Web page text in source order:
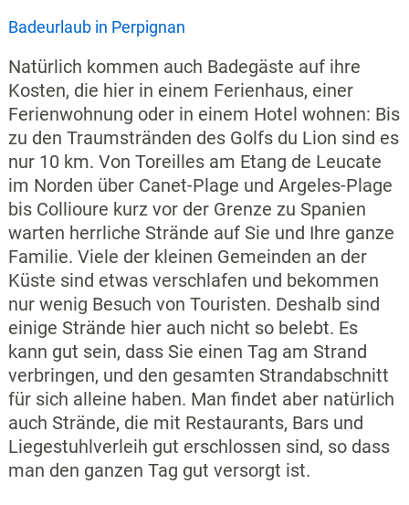
Badeurlaub in Perpignan
Natürlich kommen auch Badegäste auf ihre
Kosten, die hier in einem Ferienhaus, einer
Ferienwohnung oder in einem Hotel wohnen: Bis
zu den Traumstränden des Golfs du Lion sind es
nur 10 km. Von Toreilles am Etang de Leucate
im Norden über Canet-Plage und Argeles-Plage
bis Collioure kurz vor der Grenze zu Spanien
warten herrliche Strände auf Sie und Ihre ganze
Familie. Viele der kleinen Gemeinden an der
Küste sind etwas verschlafen und bekommen
nur wenig Besuch von Touristen. Deshalb sind
einige Strände hier auch nicht so belebt. Es
kann gut sein, dass Sie einen Tag am Strand
verbringen, und den gesamten Strandabschnitt
für sich alleine haben. Man findet aber natürlich
auch Strände, die mit Restaurants, Bars und
Liegestuhlverleih gut erschlossen sind, so dass
man den ganzen Tag gut versorgt ist.